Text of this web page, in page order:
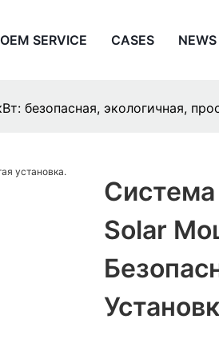
SERVICE CASES NEWS
безопасная, экологичная,
Solar